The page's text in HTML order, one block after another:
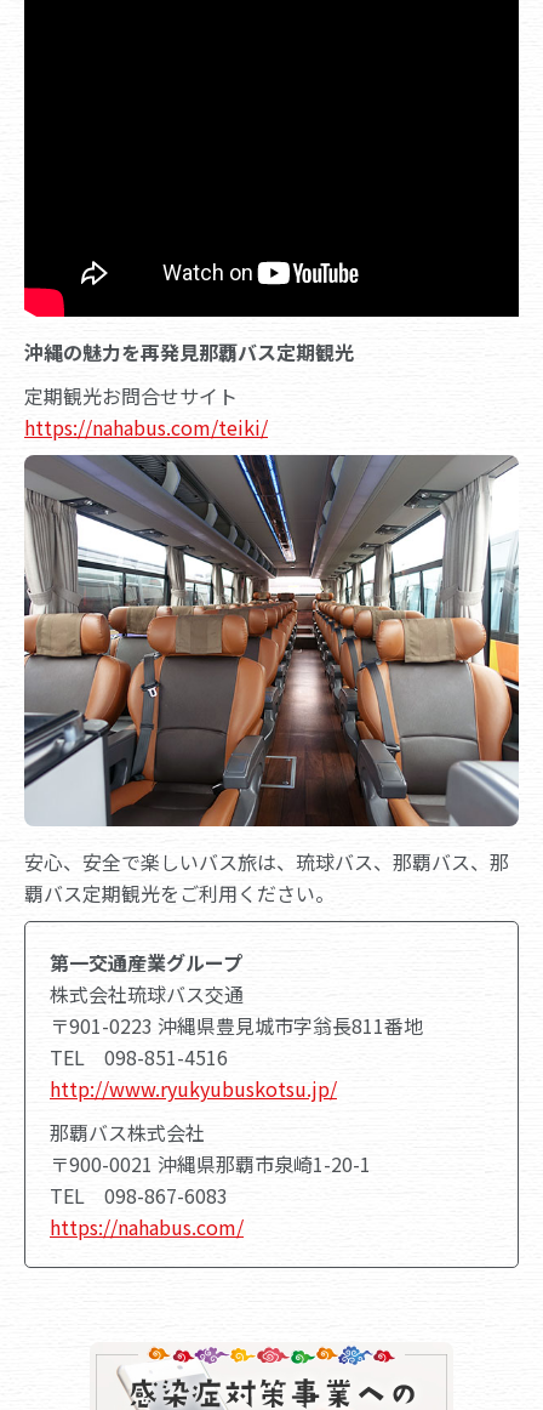
沖縄の魅力を再発見那覇バス定期観光
定期観光お問合せサイト
https://nahabus.com/teiki/
安心、安全で楽しいバス旅は、琉球バス、那覇バス、那
覇バス定期観光をご利用ください。
第一交通産業グループ
株式会社琉球バス交通
〒901-0223 沖縄県豊見城市字翁長811番地
TEL 098-851-4516
http://www.ryukyubuskotsu.jp/
那覇バス株式会社
〒900-0021 沖縄県那覇市泉崎1-20-1
TEL 098-867-6083
https://nahabus.com/